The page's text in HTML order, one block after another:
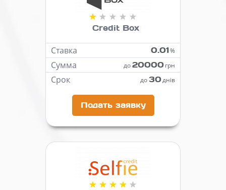
Credit Box
Ставка 0.01%
Сумма до20000грн
Срок до30днів
Подать заявку